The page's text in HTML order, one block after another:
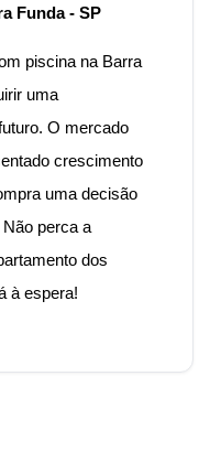
Funda - SP
piscina na Barra
uma
O mercado
crescimento
uma decisão
perca a
dos
à espera!